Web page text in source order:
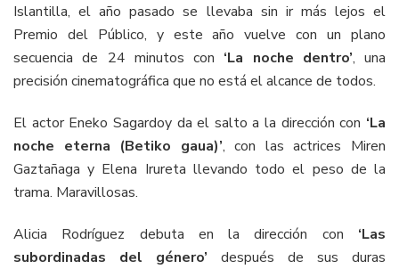
Islantilla, el año pasado se llevaba sin ir más lejos el
Premio del Público, y este año vuelve con un plano
secuencia de 24 minutos con ‘La noche dentro’, una
precisión cinematográfica que no está el alcance de todos.
El actor Eneko Sagardoy da el salto a la dirección con ‘La
noche eterna (Betiko gaua)’, con las actrices Miren
Gaztañaga y Elena Irureta llevando todo el peso de la
trama. Maravillosas.
Alicia Rodríguez debuta en la dirección con ‘Las
subordinadas del género’ después de sus duras